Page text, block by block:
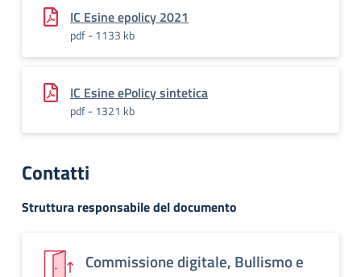
IC Esine epolicy 2021
pdf - 1133 kb
IC Esine ePolicy sintetica
pdf - 1321 kb
Contatti
Struttura responsabile del documento
Commissione digitale, Bullismo e